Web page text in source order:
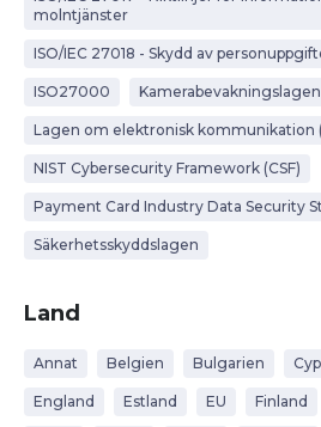
molntjänster
ISO/IEC 27018 - Skydd av
ISO27000 Kamerabevakningslagen
Lagen om elektronisk kommunikation
NIST Cybersecurity Framework (CSF)
Payment Card Industry Data Security
Säkerhetsskyddslagen
Land
Annat Belgien Bulgarien
England Estland EU Finland